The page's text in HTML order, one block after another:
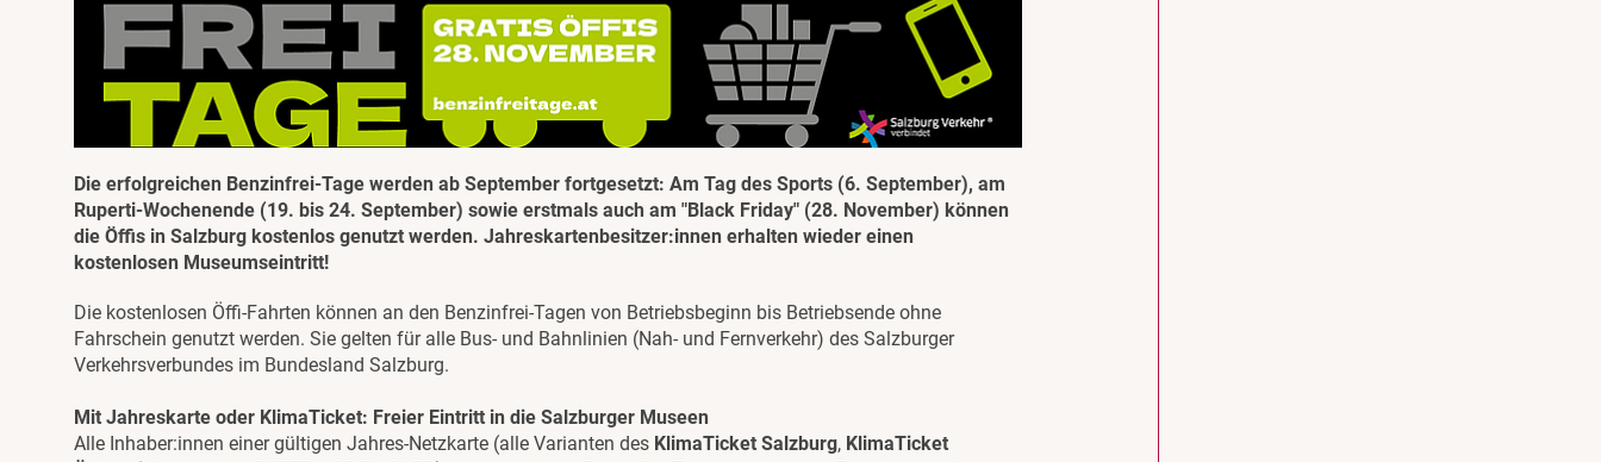
Die erfolgreichen Benzinfrei-Tage werden ab September fortgesetzt: Am Tag des Sports (6. September), am
Ruperti-Wochenende (19. bis 24. September) sowie erstmals auch am "Black Friday" (28. November) können
die Öffis in Salzburg kostenlos genutzt werden. Jahreskartenbesitzer:innen erhalten wieder einen
kostenlosen Museumseintritt!
Die kostenlosen Öffi-Fahrten können an den Benzinfrei-Tagen von Betriebsbeginn bis Betriebsende ohne
Fahrschein genutzt werden. Sie gelten für alle Bus- und Bahnlinien (Nah- und Fernverkehr) des Salzburger
Verkehrsverbundes im Bundesland Salzburg.
Mit Jahreskarte oder KlimaTicket: Freier Eintritt in die Salzburger Museen
Alle Inhaber:innen einer gültigen Jahres-Netzkarte (alle Varianten des KlimaTicket Salzburg, KlimaTicket